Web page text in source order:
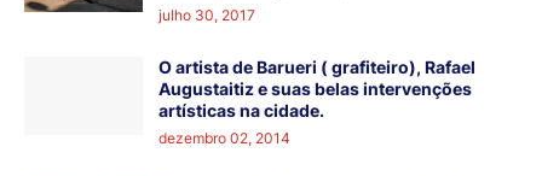
julho 30, 2017
O artista de Barueri ( grafiteiro), Rafael
Augustaitiz e suas belas intervenções
artísticas na cidade.
dezembro 02, 2014